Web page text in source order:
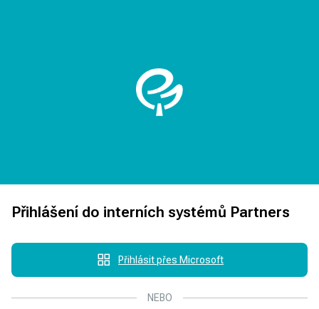
Přihlášení do interních systémů Partners
Přihlásit přes Microsoft
NEBO